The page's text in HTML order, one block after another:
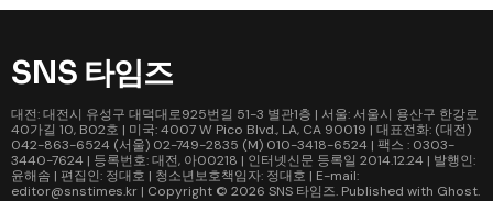
SNS 타임즈
대전: 대전시 유성구 대덕대로925번길 51-3 별관1층 | 서울: 서울시 용산구 한강로
40가길 10, B02호 | 미국: 4007 W Pico Blvd., LA, CA 90019 | 대표전화: (대전)
042-863-6524 (서울) 02-749-2835 (M) 010-3418-6524 | 팩스 : 0303-
3440-7624 | 등록번호: 대전, 아00218 | 인터넷신문 등록일 2014.12.24 | 발행인:
윤해솜 | 편집인: 정대호 | 청소년보호책임자: 정대호 | E-mail:
editor@snstimes.kr | Copyright © 2026 SNS 타임즈. Published with Ghost.